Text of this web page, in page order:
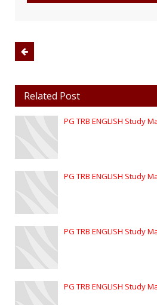
Related Post
PG TRB ENGLISH Study
PG TRB ENGLISH Study
PG TRB ENGLISH Study
PG TRB ENGLISH Study